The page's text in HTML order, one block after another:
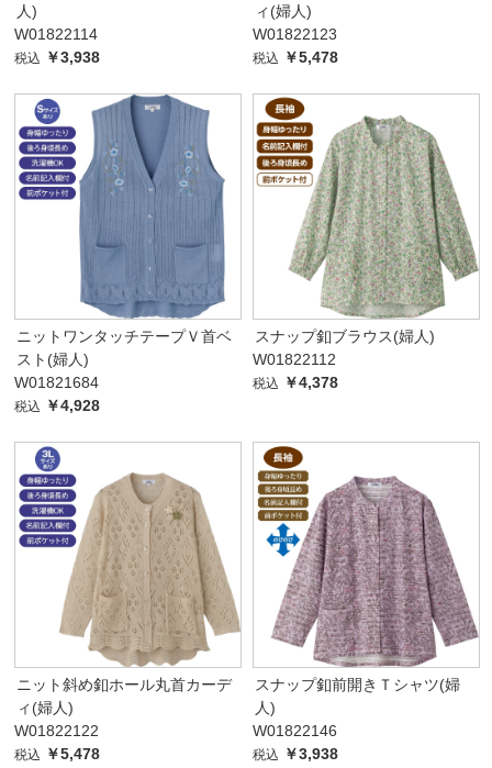
人)
W01822114
税込 ￥3,938
ィ(婦人)
W01822123
税込 ￥5,478
ニットワンタッチテープＶ首ベ
スト(婦人)
W01821684
税込 ￥4,928
スナップ釦ブラウス(婦人)
W01822112
税込 ￥4,378
ニット斜め釦ホール丸首カーデ
ィ(婦人)
W01822122
税込 ￥5,478
スナップ釦前開きＴシャツ(婦
人)
W01822146
税込 ￥3,938